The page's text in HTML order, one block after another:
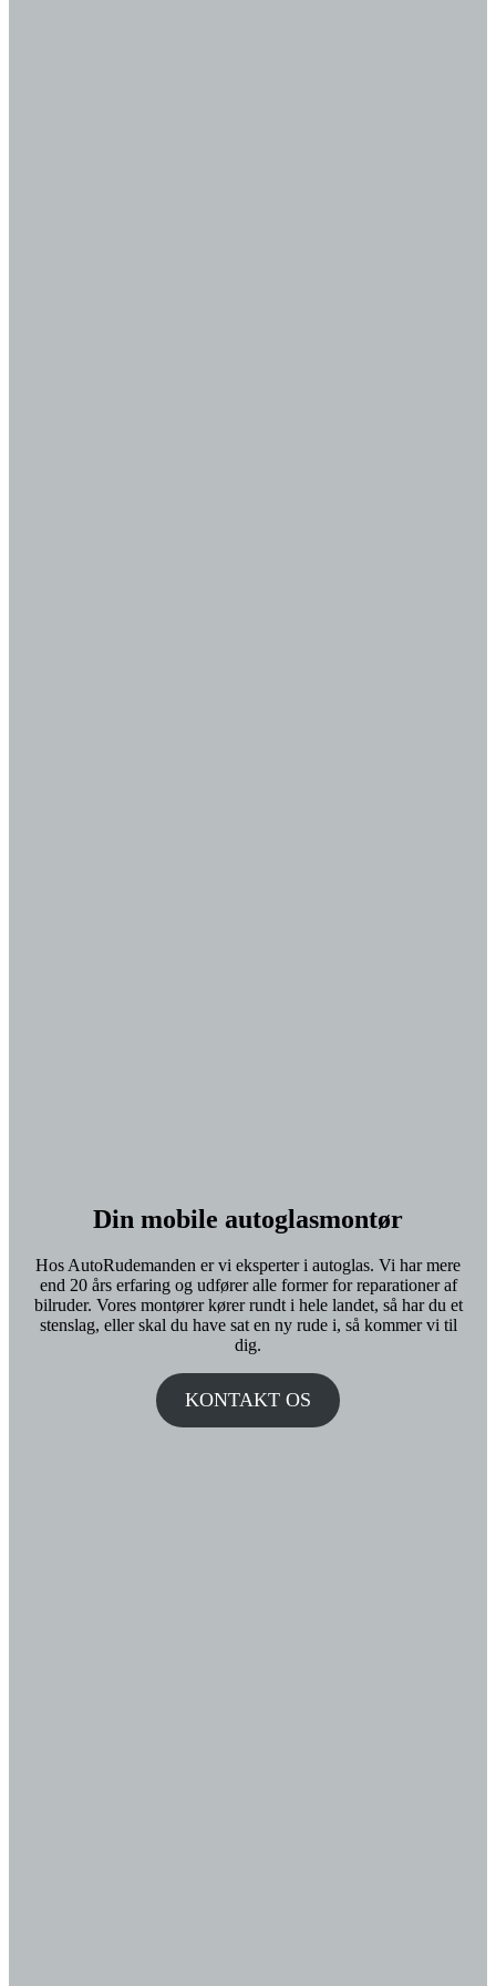
Din mobile autoglasmontør
Hos AutoRudemanden er vi eksperter i autoglas. Vi har mere
end 20 års erfaring og udfører alle former for reparationer af
bilruder. Vores montører kører rundt i hele landet, så har du et
stenslag, eller skal du have sat en ny rude i, så kommer vi til
dig.
KONTAKT OS